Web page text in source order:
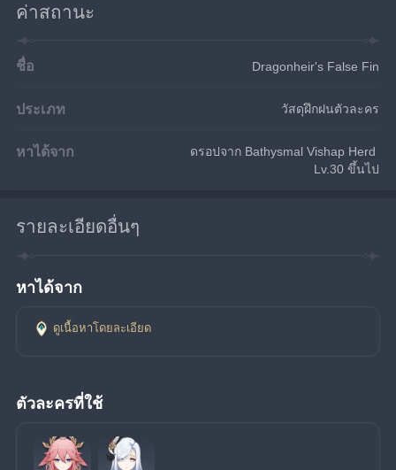
ค่าสถานะ
ชื่อ Dragonheir's False Fin
ประเภท วัสดุฝึกฝนตัวละคร
หาได้จาก
ดรอปจาก Bathysmal Vishap Herd
Lv.30 ขึ้นไป
รายละเอียดอื่นๆ
หาได้จาก
ดูเนื้อหาโดยละเอียด
ตัวละครที่ใช้